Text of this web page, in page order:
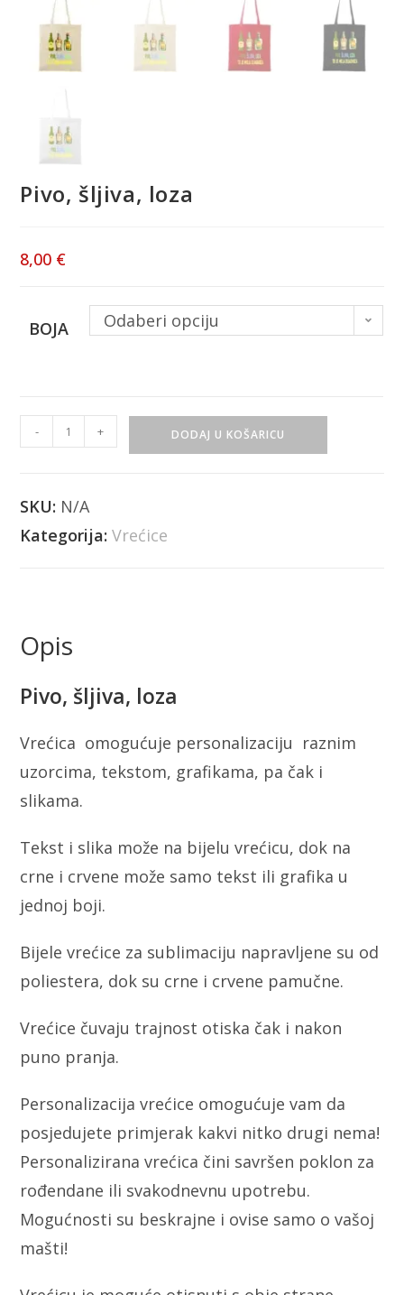
Pivo, šljiva, loza
8,00 €
BOJA Odaberi opciju
- + DODAJ U KOŠARICU
SKU: N/A
Kategorija:Vrećice
Opis
Pivo, šljiva, loza
Vrećica omogućuje personalizaciju raznim
uzorcima, tekstom, grafikama, pa čak i
slikama.
Tekst i slika može na bijelu vrećicu, dok na
crne i crvene može samo tekst ili grafika u
jednoj boji.
Bijele vrećice za sublimaciju napravljene su od
poliestera, dok su crne i crvene pamučne.
Vrećice čuvaju trajnost otiska čak i nakon
puno pranja.
Personalizacija vrećice omogućuje vam da
posjedujete primjerak kakvi nitko drugi nema!
Personalizirana vrećica čini savršen poklon za
rođendane ili svakodnevnu upotrebu.
Mogućnosti su beskrajne i ovise samo o vašoj
mašti!